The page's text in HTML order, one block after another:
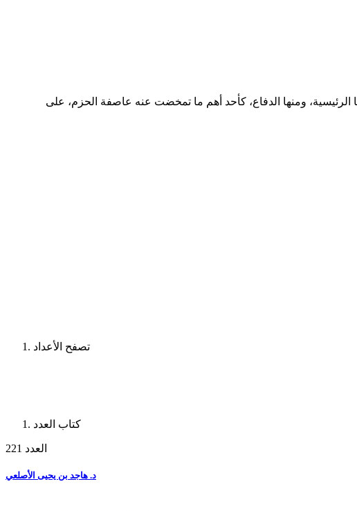
ومنها الدفاع، كأحد أهم ما تمخضت عنه عاصفة الحزم، على
تصفح الأعداد
كتاب العدد
العدد 221
د. هاجد بن يحيى الأصلعي